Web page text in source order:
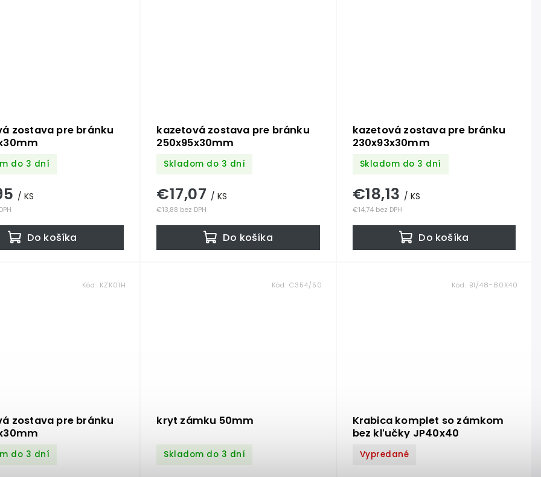
zostava pre bránku
do 3 dní
/ KS
Do košíka
kazetová zostava pre bránku
250x95x30mm
Skladom do 3 dní
€13,88 bez DPH
€17,07 / KS
Do košíka
kazetová zostava pre bránku
230x93x30mm
Skladom do 3 dní
€14,74 bez DPH
€18,13 / KS
Do košíka
zostava pre bránku
do 3 dní
Kód: KZK01H
kryt zámku 50mm
Skladom do 3 dní
Kód: C354/50
Krabica komplet so zámkom
bez kľučky JP40x40
Vypredané
Kód: B1/48-80X40